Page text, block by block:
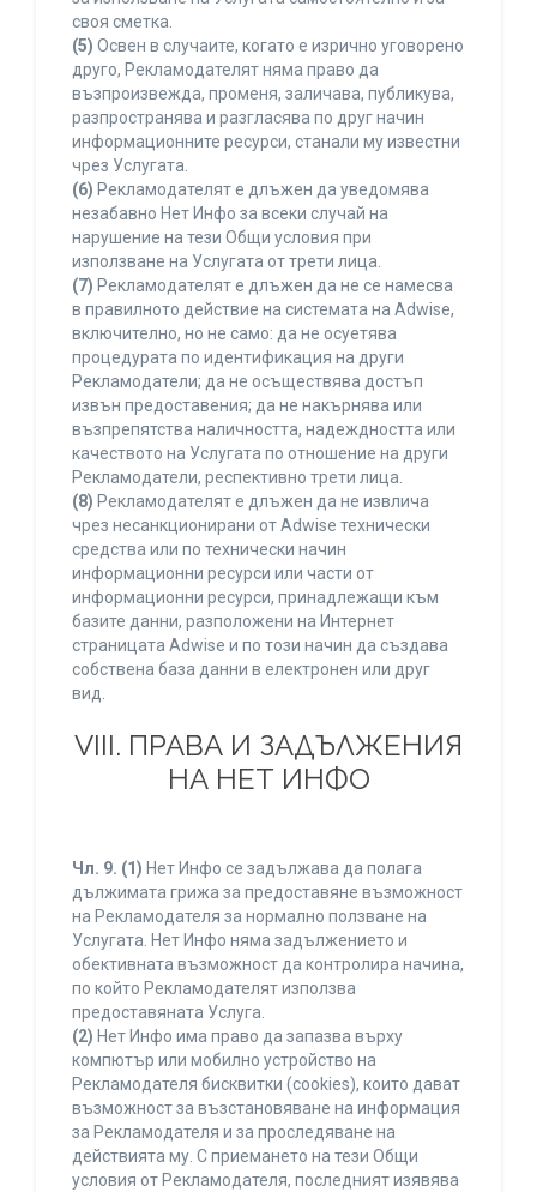
своя сметка.
(5) Освен в случаите, когато е изрично уговорено
друго, Рекламодателят няма право да
възпроизвежда, променя, заличава, публикува,
разпространява и разгласява по друг начин
информационните ресурси, станали му известни
чрез Услугата.
(6) Рекламодателят е длъжен да уведомява
незабавно Нет Инфо за всеки случай на
нарушение на тези Общи условия при
използване на Услугата от трети лица.
(7) Рекламодателят е длъжен да не се намесва
в правилното действие на системата на Adwise,
включително, но не само: да не осуетява
процедурата по идентификация на други
Рекламодатели; да не осъществява достъп
извън предоставения; да не накърнява или
възпрепятства наличността, надеждността или
качеството на Услугата по отношение на други
Рекламодатели, респективно трети лица.
(8) Рекламодателят е длъжен да не извлича
чрез несанкционирани от Adwise технически
средства или по технически начин
информационни ресурси или части от
информационни ресурси, принадлежащи към
базите данни, разположени на Интернет
страницата Adwise и по този начин да създава
собствена база данни в електронен или друг
вид.
VIII. ПРАВА И ЗАДЪЛЖЕНИЯ
НА НЕТ ИНФО
Чл. 9. (1) Нет Инфо се задължава да полага
дължимата грижа за предоставяне възможност
на Рекламодателя за нормално ползване на
Услугата. Нет Инфо няма задължението и
обективната възможност да контролира начина,
по който Рекламодателят използва
предоставяната Услуга.
(2) Нет Инфо има право да запазва върху
компютър или мобилно устройство на
Рекламодателя бисквитки (cookies), които дават
възможност за възстановяване на информация
за Рекламодателя и за проследяване на
действията му. С приемането на тези Общи
условия от Рекламодателя, последният изявява